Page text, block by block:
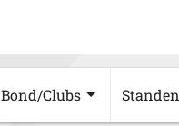
Bond/Clubs Standen